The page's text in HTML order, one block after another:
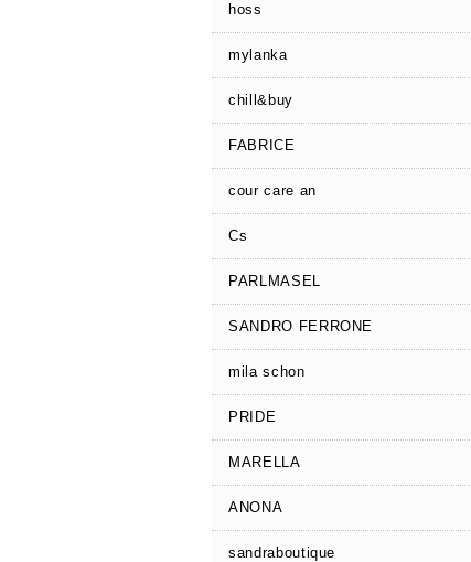
hoss
mylanka
chill&buy
FABRICE
cour care an
Cs
PARLMASEL
SANDRO FERRONE
mila schon
PRIDE
MARELLA
ANONA
sandraboutique